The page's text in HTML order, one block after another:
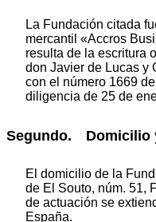
La Fundación citada
mercantil «Accros
resulta de la escritura
don Javier de Lucas y
con el número 1669
diligencia de 25 de
Segundo. Domicilio
El domicilio de la
de El Souto, núm. 51,
de actuación se
España.